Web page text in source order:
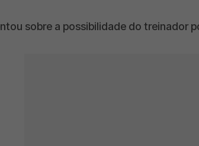
sobre a possibilidade do treinador